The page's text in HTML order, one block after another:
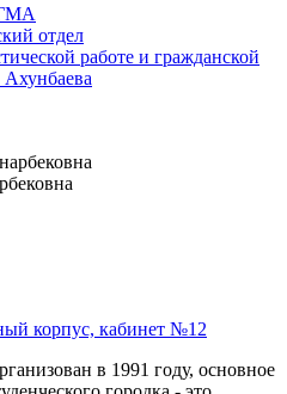
отдел
работе и гражданской
корпус, кабинет №12
в 1991 году, основное